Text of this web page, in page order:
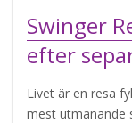
Swinger
efter
Livet är en resa
mest utmanande